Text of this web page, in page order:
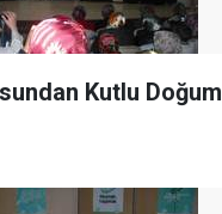
Kutlu Doğum